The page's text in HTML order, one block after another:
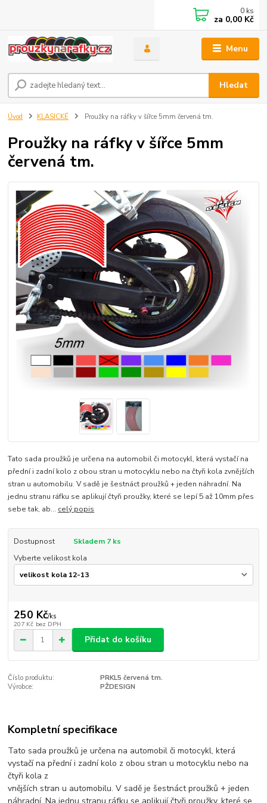
Menu
Hledat
0 ks
za 0,00 Kč
Úvod KLASICKÉ Proužky na ráfky v šířce 5mm červená tm.
Proužky na ráfky v šířce 5mm
červená tm.
Tato sada proužků je určena na automobil či motocykl, která vystačí na
přední i zadní kolo z obou stran u motocyklu nebo na čtyři kola zvnějších
stran u automobilu. V sadě je šestnáct proužků + jeden náhradní. Na
jednu stranu ráfku se aplikují čtyři proužky, které se lepí 5 až 10mm přes
sebe tak, ab... celý popis
Dostupnost
Skladem 7 ks
Vyberte velikost kola
250 Kč/ks
207 Kč bez DPH
Přidat do košíku
Číslo produktu:
PRKL5 červená tm.
Výrobce:
PŽDESIGN
Kompletní specifikace
Tato sada proužků je určena na automobil či motocykl, která
vystačí na přední i zadní kolo z obou stran u motocyklu nebo na
čtyři kola z
vnějších stran u automobilu. V sadě je šestnáct proužků + jeden